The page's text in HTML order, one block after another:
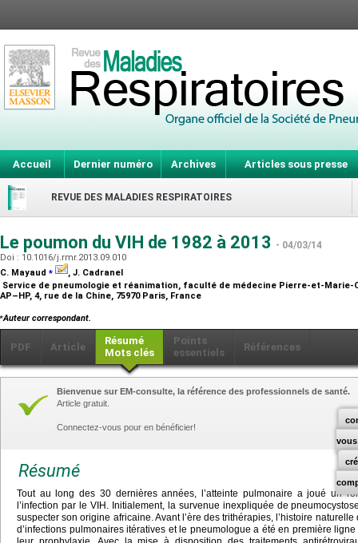
Accueil Dernier numéro Archives Articles sous presse
REVUE DES MALADIES RESPIRATOIRES
Le poumon du VIH de 1982 à 2013 - 04/03/14
Doi : 10.1016/j.rmr.2013.09.010
C. Mayaud ⁎
, J. Cadranel
Service de pneumologie et réanimation, faculté de médecine Pierre-et-Marie-
AP–HP, 4, rue de la Chine, 75970 Paris, France
⁎Auteur correspondant.
PDF Article
Résumé
Mots clés
Points
essentiels
Références
vous
Bienvenue sur EM-consulte, la référence des professionnels de santé.
Article gratuit.
Connectez-vous pour en bénéficier!
Résumé
Tout au long des 30 dernières années, l’atteinte pulmonaire a joué un
l’infection par le VIH. Initialement, la survenue inexpliquée de
suspecter son origine africaine. Avant l’ère des trithérapies, l’histoire
d’infections pulmonaires itératives et le pneumologue a été en première